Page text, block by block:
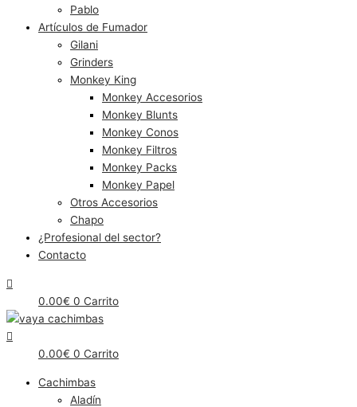
Pablo
Artículos de Fumador
Gilani
Grinders
Monkey King
Monkey Accesorios
Monkey Blunts
Monkey Conos
Monkey Filtros
Monkey Packs
Monkey Papel
Otros Accesorios
Chapo
¿Profesional del sector?
Contacto
0.00€ 0 Carrito
0.00€ 0 Carrito
Cachimbas
Aladín